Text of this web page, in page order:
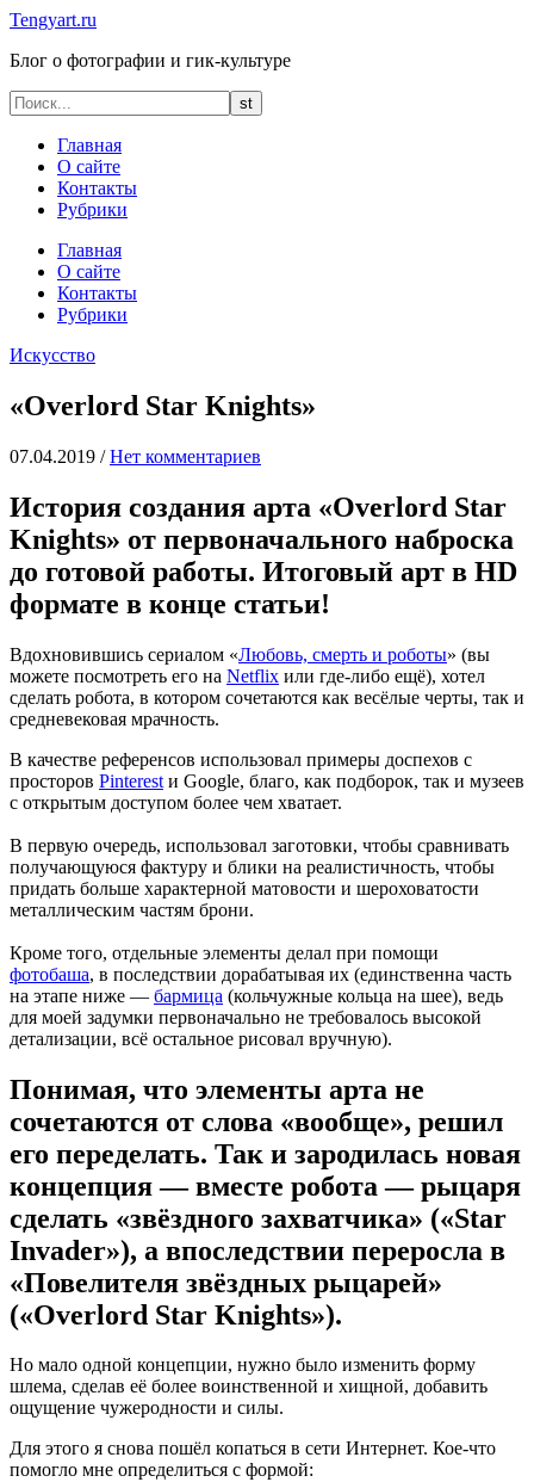
Tengyart.ru
Блог о фотографии и гик-культуре
Главная
О сайте
Контакты
Рубрики
Главная
О сайте
Контакты
Рубрики
Искусство
«Overlord Star Knights»
07.04.2019 / Нет комментариев
История создания арта «Overlord Star
Knights» от первоначального наброска
до готовой работы. Итоговый арт в HD
формате в конце статьи!
Вдохновившись сериалом «Любовь, смерть и роботы» (вы
можете посмотреть его на Netflix или где-либо ещё), хотел
сделать робота, в котором сочетаются как весёлые черты, так и
средневековая мрачность.
В качестве референсов использовал примеры доспехов с
просторов Pinterest и Google, благо, как подборок, так и музеев
с открытым доступом более чем хватает.
В первую очередь, использовал заготовки, чтобы сравнивать
получающуюся фактуру и блики на реалистичность, чтобы
придать больше характерной матовости и шероховатости
металлическим частям брони.
Кроме того, отдельные элементы делал при помощи
фотобаша, в последствии дорабатывая их (единственна часть
на этапе ниже — бармица (кольчужные кольца на шее), ведь
для моей задумки первоначально не требовалось высокой
детализации, всё остальное рисовал вручную).
Понимая, что элементы арта не
сочетаются от слова «вообще», решил
его переделать. Так и зародилась новая
концепция — вместе робота — рыцаря
сделать «звёздного захватчика» («Star
Invader»), а впоследствии переросла в
«Повелителя звёздных рыцарей»
(«Overlord Star Knights»).
Но мало одной концепции, нужно было изменить форму
шлема, сделав её более воинственной и хищной, добавить
ощущение чужеродности и силы.
Для этого я снова пошёл копаться в сети Интернет. Кое-что
помогло мне определиться с формой: